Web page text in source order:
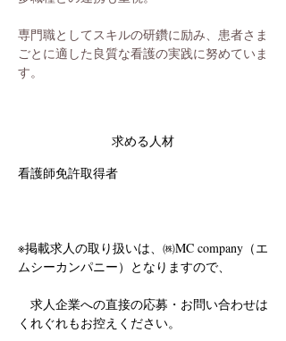
専門職としてスキルの研鑽に励み、患者さま
ごとに適した良質な看護の実践に努めていま
す。
求める人材
看護師免許取得者
※掲載求人の取り扱いは、㈱MC company（エ
ムシーカンパニー）となりますので、
求人企業への直接の応募・お問い合わせは
くれぐれもお控えください。